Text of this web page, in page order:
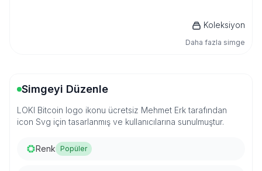
Koleksiyon
Daha fazla simge
Simgeyi Düzenle
LOKI Bitcoin logo ikonu ücretsiz Mehmet Erk tarafından
icon Svg için tasarlanmış ve kullanıcılarına sunulmuştur.
Renk Popüler